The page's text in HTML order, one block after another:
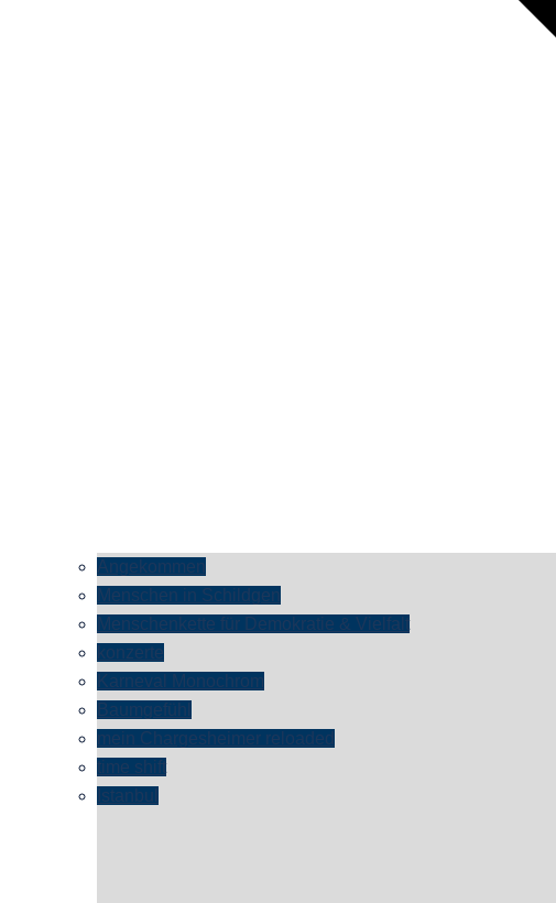
Angekommen
Menschen in Schildgen
Menschenkette für Demokratie & Vielfalt
konzerte
Karneval Monochrom
Baumgefühl
mein Chargesheimer reloaded
time shift
Istanbul